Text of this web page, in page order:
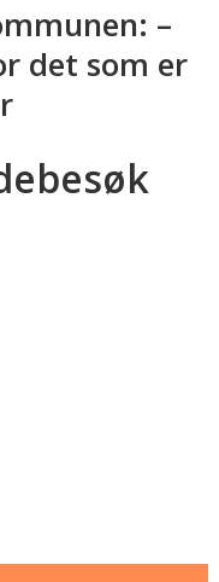
–
det som er